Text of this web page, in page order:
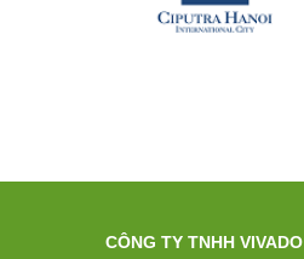
CÔNG TY TNHH VIVADO